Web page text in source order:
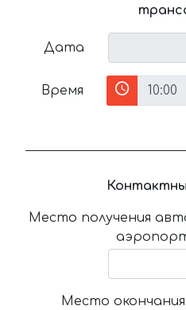
Дата
Время
Место получения
Место